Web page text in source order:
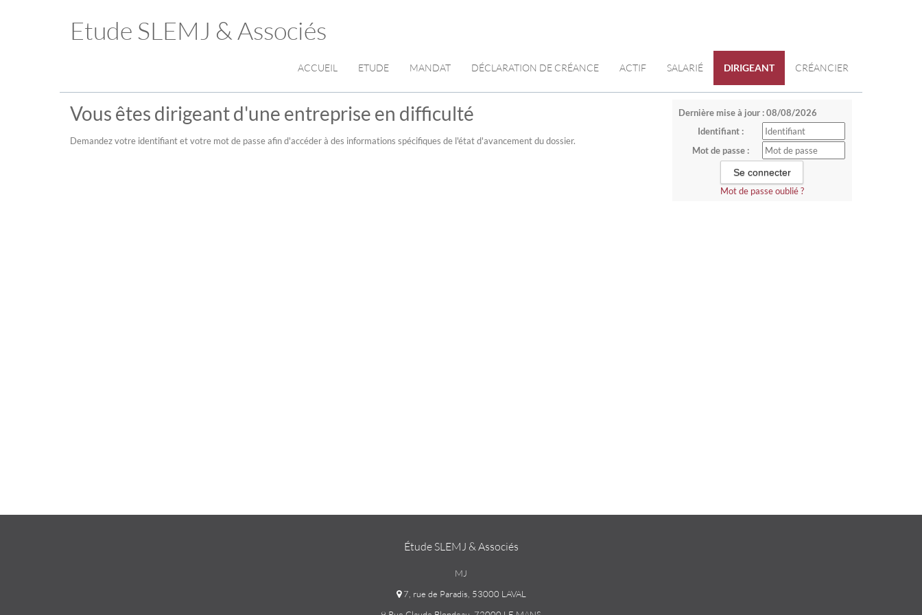
Etude SLEMJ & Associés
ACCUEIL ETUDE MANDAT DÉCLARATION DE CRÉANCE ACTIF SALARIÉ DIRIGEANT CRÉANCIER
Dernière mise à jour : 08/08/2026
Identifiant :
Mot de passe :
Mot de passe oublié ?
Vous êtes dirigeant d'une entreprise en difficulté
Demandez votre identifiant et votre mot de passe afin d'accéder à des informations spécifiques de l'état d'avancement du dossier.
Étude SLEMJ & Associés
MJ
7, rue de Paradis, 53000 LAVAL